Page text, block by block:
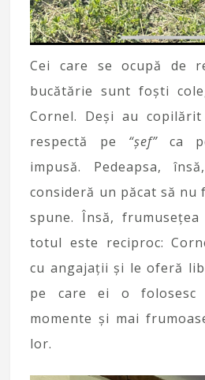
Cei care se ocupă de
bucătărie sunt foști
Cornel. Deși au
respectă pe “șef”ca
impusă. Pedeapsa,
consideră un păcat să nu
spune. Însă,
totul este reciproc:
cu angajații și le oferă
pe care ei o folosesc
momente și mai
lor.